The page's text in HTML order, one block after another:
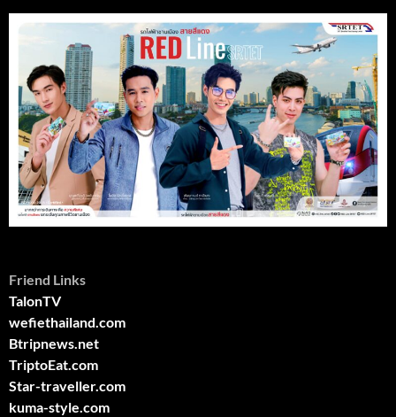
Friend Links
TalonTV
wefiethailand.com
Btripnews.net
TriptoEat.com
Star-traveller.com
kuma-style.com